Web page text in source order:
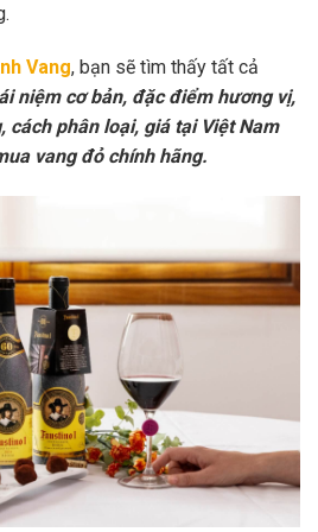
Vang, bạn sẽ tìm thấy tất cả
niệm cơ bản, đặc điểm hương vị,
cách phân loại, giá tại Việt Nam
vang đỏ chính hãng.